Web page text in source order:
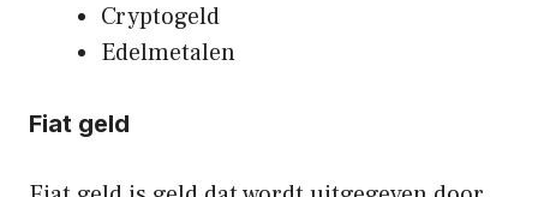
Cryptogeld
Edelmetalen
Fiat geld